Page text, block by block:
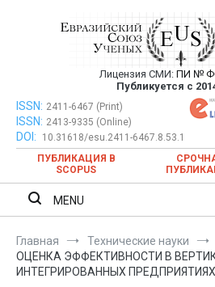
Евразийский
публикация
ежемесячном
Лицензия СМИ: ПИ №
Публикуется с
Евразийский Союз Ученых —
ежемесячном
ISSN: 2411-6467 (Print)
ISSN: 2413-9335 (Online)
DOI:
10.31618/esu.2411-6467.8.53.1
ПУБЛИКАЦИЯ В
SCOPUS
MENU
Главная
Технические науки
ОЦЕНКА ЭФФЕКТИВНОСТИ В
ИНТЕГРИРОВАННЫХ